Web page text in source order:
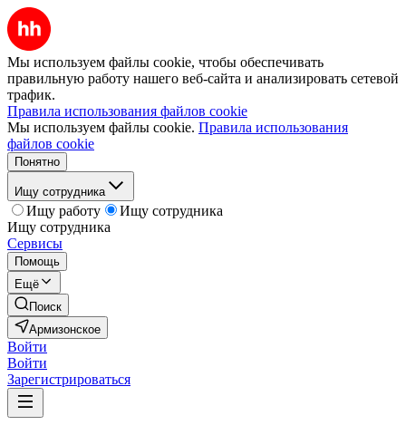
Мы используем файлы cookie, чтобы обеспечивать
правильную работу нашего веб-сайта и анализировать сетевой
трафик.
Правила использования файлов cookie
Мы используем файлы cookie. Правила использования
файлов cookie
Понятно
Ищу сотрудника
Ищу работу
Ищу сотрудника
Ищу сотрудника
Сервисы
Помощь
Ещё
Поиск
Армизонское
Войти
Войти
Зарегистрироваться